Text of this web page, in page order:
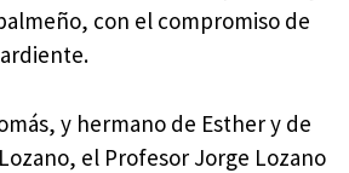
con el compromiso de
y hermano de Esther y de
el Profesor Jorge Lozano